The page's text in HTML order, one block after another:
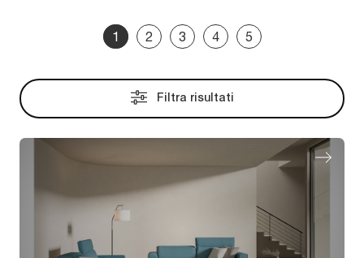
1 2 3 4 5
Filtra risultati